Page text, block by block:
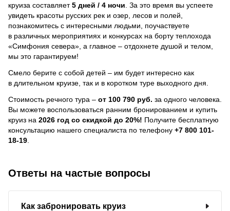
круиза составляет5 дней / 4 ночи За это время вы успеете
увидеть красоты русских рек и озер, лесов и полей,
познакомитесь с интересными людьми, поучаствуете
в различных мероприятиях и конкурсах на борту теплохода
«Симфония севера», а главное – отдохнете душой и телом,
мы это гарантируем!
Смело берите с собой детей – им будет интересно как
в длительном круизе, так и в коротком туре выходного дня.
Стоимость речного тура – от 100 790 руб. за одного человека.
Вы можете воспользоваться ранним бронированием и купить
круиз на 2026 год со скидкой до 20%! Получите бесплатную
консультацию нашего специалиста по телефону +7 800 101-
18-19
Ответы на частые вопросы
Как забронировать круиз